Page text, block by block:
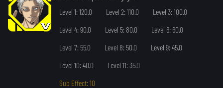
Level 1: 120.0
Level 2: 110.0
Level 3: 100.0
Level 4: 90.0
Level 5: 80.0
Level 6: 60.0
Level 7: 55.0
Level 8: 50.0
Level 9: 45.0
Level 10: 40.0
Level 11: 35.0
Sub Effect: 10